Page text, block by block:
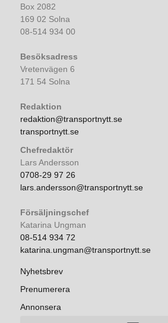
Box 2082
169 02 Solna
08-514 934 00
Besöksadress
Vretenvägen 6
171 54 Solna
Redaktion
redaktion@transportnytt.se
transportnytt.se
Chefredaktör
Lars Andersson
0708-29 97 26
lars.andersson@transportnytt.se
Försäljningschef
Katarina Ungman
08-514 934 72
katarina.ungman@transportnytt.se
Nyhetsbrev
Prenumerera
Annonsera